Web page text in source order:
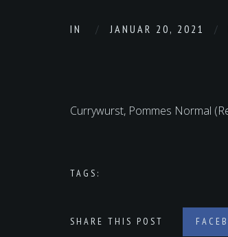
IN JANUAR 20, 2021
Currywurst, Pommes Normal
TAGS:
SHARE THIS POST